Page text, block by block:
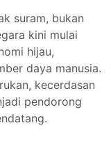
suram, bukan
kini mulai
hijau,
daya manusia.
kecerdasan
pendorong